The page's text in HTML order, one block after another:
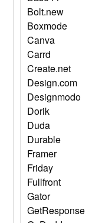
Bolt.new
Boxmode
Canva
Carrd
Create.net
Design.com
Designmodo
Dorik
Duda
Durable
Framer
Friday
Fullfront
Gator
GetResponse